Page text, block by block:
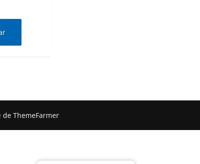
de ThemeFarmer